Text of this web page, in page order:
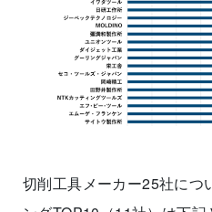
切削工具メーカー25社につ